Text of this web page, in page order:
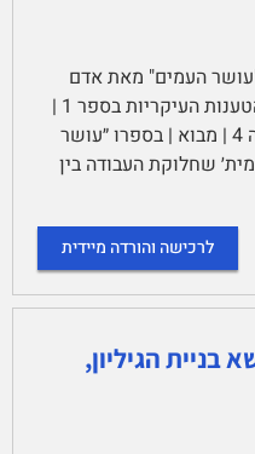
העמים" מאת אדם
סמית׳ | תוכן עניינים | מבוא 1 | הטענות העיקריות בספר 1 |
ביקורת 3 | סיכום 4 | ביבליוגרפיה 4 | מבוא | בספרו ״עושר
אדם סמית׳ שחלוקת העבודה בין
לרכישה והורדה מיידית
בניית הגיליון,